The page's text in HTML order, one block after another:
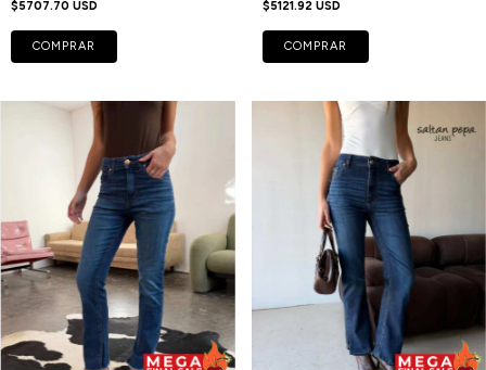
$5707.70 USD
COMPRAR
$5121.92 USD
COMPRAR